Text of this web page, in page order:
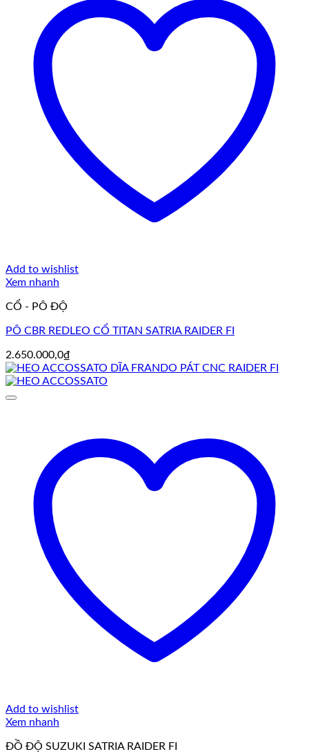
Add to wishlist
Xem nhanh
CỔ - PÔ ĐỘ
PÔ CBR REDLEO CỔ TITAN SATRIA RAIDER FI
2.650.000,0₫
Add to wishlist
Xem nhanh
ĐỒ ĐỘ SUZUKI SATRIA RAIDER FI